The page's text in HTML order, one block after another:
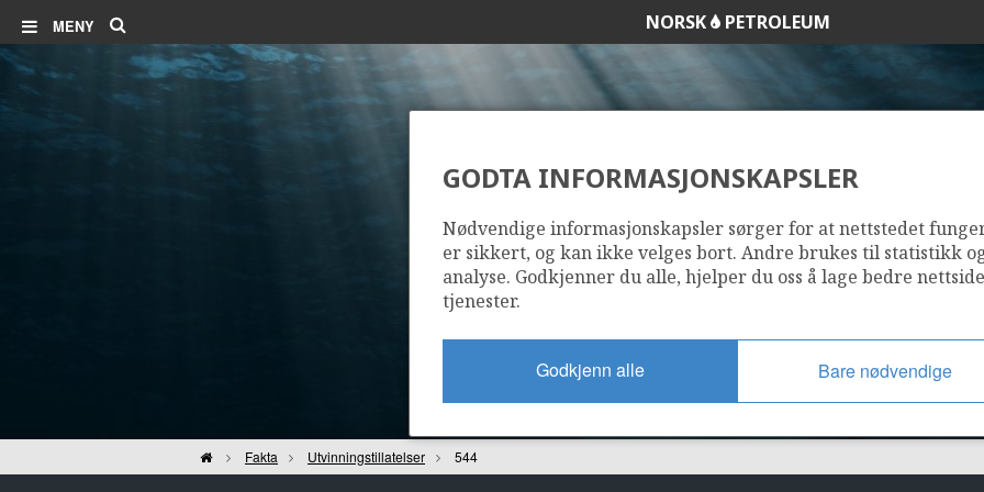
MENY NORSK PETROLEUM
544
Hjem Fakta Utvinningstillatelser 544
GODTA INFORMASJONSKAPSLER
Nødvendige informasjonskapsler sørger for at nettstedet
er sikkert, og kan ikke velges bort. Andre brukes til statistikk
analyse. Godkjenner du alle, hjelper du oss å lage bedre
tjenester.
Godkjenn alle Bare nødvendige